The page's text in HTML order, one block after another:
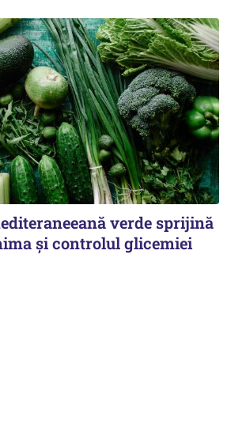
verde sprijină
și controlul glicemiei